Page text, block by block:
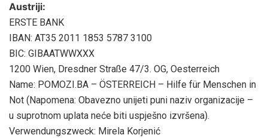
Austriji:
ERSTE BANK
IBAN: AT35 2011 1853 5787 3100
BIC: GIBAATWWXXX
1200 Wien, Dresdner Straße 47/3. OG, Oesterreich
Name: POMOZI.BA – ÖSTERREICH – Hilfe für Menschen in
Not (Napomena: Obavezno unijeti puni naziv organizacije –
u suprotnom uplata neće biti uspješno izvršena).
Verwendungszweck: Mirela Korjenić